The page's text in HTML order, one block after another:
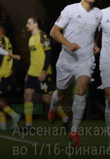
ФУДБАЛ ЕВРОПА
Арсенал
во 1/16-